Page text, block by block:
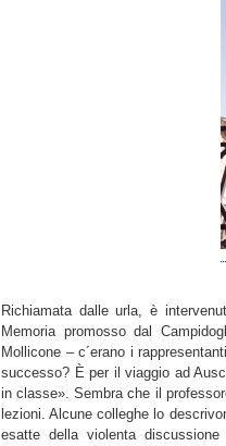
Richiamata dalle urla, è
Memoria promosso dal
Mollicone – c´erano i
successo? È per il viaggio ad
in classe». Sembra che il
lezioni. Alcune colleghe lo
esatte della violenta